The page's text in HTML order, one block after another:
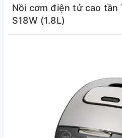
Nồi cơm điện tử cao tần
S18W (1.8L)